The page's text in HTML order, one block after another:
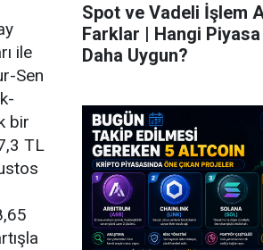
ile
Sen
bir
TL
Spot ve Vadeli İşlem
Farklar | Hangi
Daha Uygun?